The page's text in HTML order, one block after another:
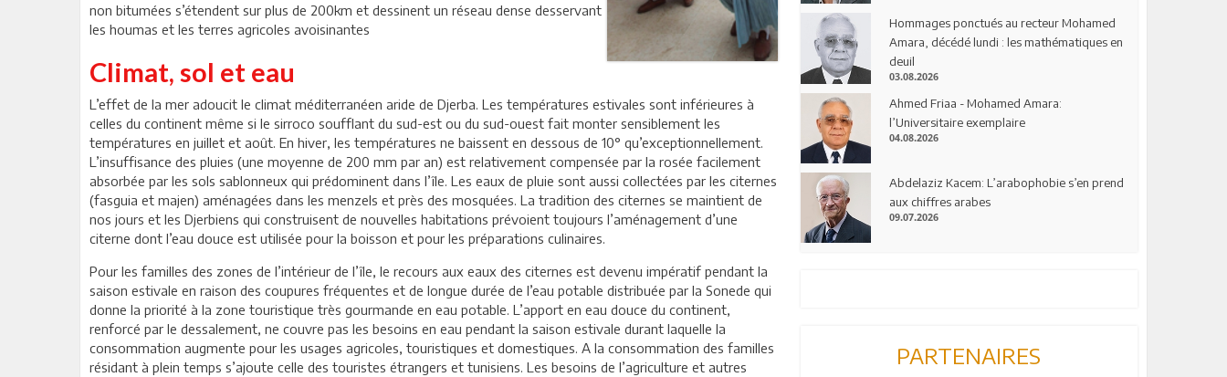
non bitumées s’étendent sur plus de 200km et dessinent un réseau dense desservant
les houmas et les terres agricoles avoisinantes
Climat, sol et eau
L’effet de la mer adoucit le climat méditerranéen aride de Djerba. Les températures estivales sont inférieures à
celles du continent même si le sirroco soufflant du sud-est ou du sud-ouest fait monter sensiblement les
températures en juillet et août. En hiver, les températures ne baissent en dessous de 10° qu’exceptionnellement.
L’insuffisance des pluies (une moyenne de 200 mm par an) est relativement compensée par la rosée facilement
absorbée par les sols sablonneux qui prédominent dans l’île. Les eaux de pluie sont aussi collectées par les citernes
(fasguia et majen) aménagées dans les menzels et près des mosquées. La tradition des citernes se maintient de
nos jours et les Djerbiens qui construisent de nouvelles habitations prévoient toujours l’aménagement d’une
citerne dont l’eau douce est utilisée pour la boisson et pour les préparations culinaires.
Pour les familles des zones de l’intérieur de l’île, le recours aux eaux des citernes est devenu impératif pendant la
saison estivale en raison des coupures fréquentes et de longue durée de l’eau potable distribuée par la Sonede qui
donne la priorité à la zone touristique très gourmande en eau potable. L’apport en eau douce du continent,
renforcé par le dessalement, ne couvre pas les besoins en eau pendant la saison estivale durant laquelle la
consommation augmente pour les usages agricoles, touristiques et domestiques. A la consommation des familles
résidant à plein temps s’ajoute celle des touristes étrangers et tunisiens. Les besoins de l’agriculture et autres
Hommages ponctués au recteur Mohamed
Amara, décédé lundi : les mathématiques en
deuil
03.08.2026
Ahmed Friaa - Mohamed Amara:
l’Universitaire exemplaire
04.08.2026
Abdelaziz Kacem: L’arabophobie s’en prend
aux chiffres arabes
09.07.2026
PARTENAIRES